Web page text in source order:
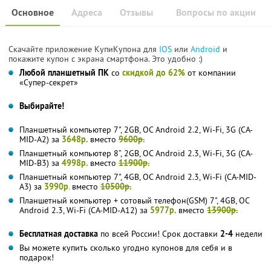
Основное Отзывы Вопросы по акции
Адреса
Скачайте приложение КупиКупона для IOS или Android и
покажите купон с экрана смартфона. Это удобно :)
Любой планшетный ПК со скидкой до 62% от компании
«Супер-секрет»
Выбирайте!
Планшетный компьютер 7", 2GB, ОС Android 2.2, Wi-Fi, 3G (CA-
MID-A2) за 3648р. вместо 9600р.
Планшетный компьютер 8”, 2GB, ОС Android 2.3, Wi-Fi, 3G (CA-
MID-B3) за 4998р. вместо 11900р.
Планшетный компьютер 7", 4GB, ОС Android 2.3, Wi-Fi (CA-MID-
A3) за 3990р.вместо 10500р.
Планшетный компьютер + сотовый телефон(GSM) 7", 4GB, OC
Android 2.3, Wi-Fi (CA-MID-A12) за 5977р. вместо 13900р.
Бесплатная доставка по всей России! Срок доставки 2-4 недели
Вы можете купить сколько угодно купонов для себя и в
подарок!